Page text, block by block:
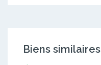
Biens similaires